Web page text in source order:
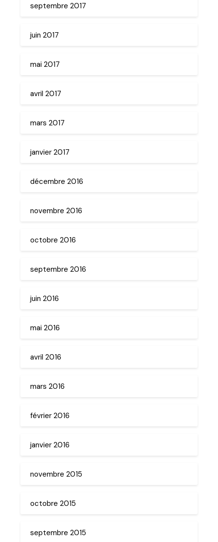
septembre 2017
juin 2017
mai 2017
avril 2017
mars 2017
janvier 2017
décembre 2016
novembre 2016
octobre 2016
septembre 2016
juin 2016
mai 2016
avril 2016
mars 2016
février 2016
janvier 2016
novembre 2015
octobre 2015
septembre 2015